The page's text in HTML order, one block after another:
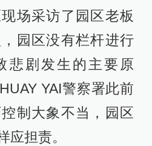
场采访了园区老板
园区没有栏杆进行
悲剧发生的主要原
YAI警察署此前
制大象不当，园区
应担责。